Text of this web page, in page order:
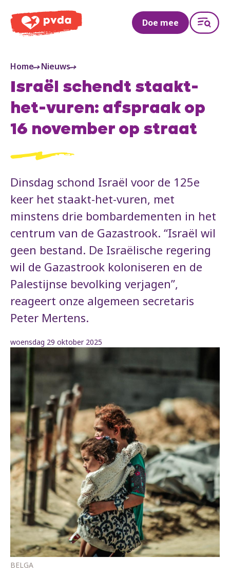
PVDA
Doe mee
Home Nieuws
Israël schendt staakt-
het-vuren: afspraak op
16 november op straat
Dinsdag schond Israël voor de 125e
keer het staakt-het-vuren, met
minstens drie bombardementen in het
centrum van de Gazastrook. “Israël wil
geen bestand. De Israëlische regering
wil de Gazastrook koloniseren en de
Palestijnse bevolking verjagen”,
reageert onze algemeen secretaris
Peter Mertens.
woensdag 29 oktober 2025
BELGA